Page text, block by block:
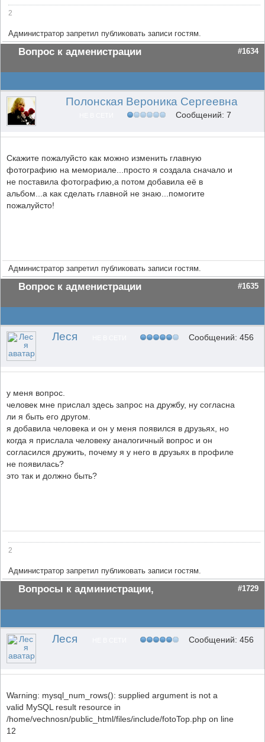
2
Администратор запретил публиковать записи гостям.
Вопрос к адменистрации #1634
Полонская Вероника Сергеевна
Сообщений: 7
Скажите пожалуйсто как можно изменить главную
фотографию на мемориале...просто я создала сначало и
не поставила фотографию,а потом добавила её в
альбом...а как сделать главной не знаю...помогите
пожалуйсто!
Администратор запретил публиковать записи гостям.
Вопрос к адменистрации #1635
Леся Сообщений: 456
у меня вопрос.
человек мне прислал здесь запрос на дружбу, ну согласна
ли я быть его другом.
я добавила человека и он у меня появился в друзьях, но
когда я прислала человеку аналогичный вопрос и он
согласился дружить, почему я у него в друзьях в профиле
не появилась?
это так и должно быть?
2
Администратор запретил публиковать записи гостям.
Вопросы к администрации, #1729
Леся Сообщений: 456
Warning: mysql_num_rows(): supplied argument is not a
valid MySQL result resource in
/home/vechnosn/public_html/files/include/fotoTop.php on line
12